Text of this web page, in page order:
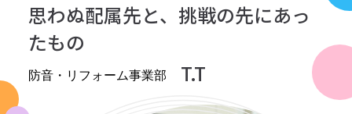
思わぬ配属先と、挑戦の先にあっ
たもの
防音・リフォーム事業部 T.T
トップメッセージ